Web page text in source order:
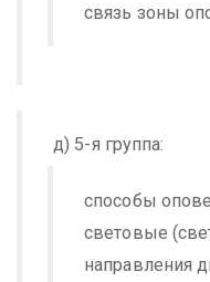
связь зоны
д) 5-я группа:
способы
световые
направления